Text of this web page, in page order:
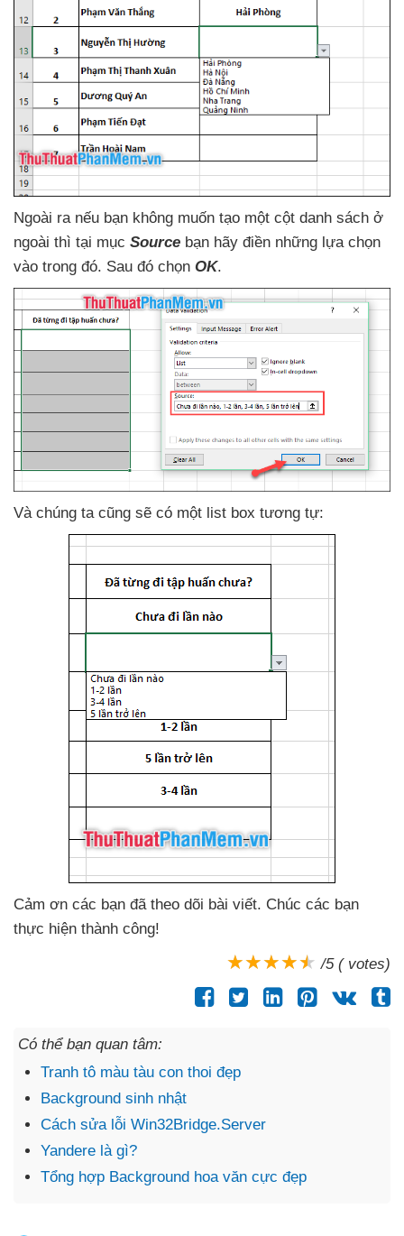
Ngoài ra nếu bạn không muốn tạo một cột danh sách ở
ngoài thì tại mục Source bạn hãy điền những lựa chọn
vào trong đó. Sau đó chọn OK.
Và chúng ta cũng sẽ có một list box tương tự:
Cảm ơn các bạn đã theo dõi bài viết. Chúc các bạn
thực hiện thành công!
/5 ( votes)
Có thể bạn quan tâm:
Tranh tô màu tàu con thoi đẹp
Background sinh nhật
Cách sửa lỗi Win32Bridge.Server
Yandere là gì?
Tổng hợp Background hoa văn cực đẹp